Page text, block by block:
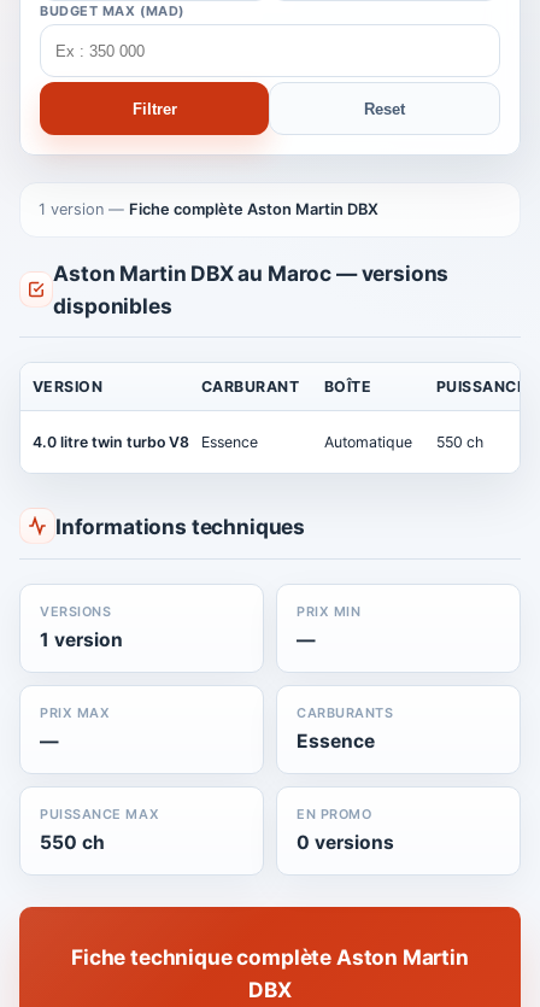
BUDGET MAX (MAD)
Filtrer Reset
1 version — Fiche complète Aston Martin DBX
Aston Martin DBX au Maroc — versions
disponibles
VERSION CARBURANT BOÎTE PUISSANCE
4.0 litre twin turbo V8 Essence Automatique 550 ch
Informations techniques
VERSIONS
1 version
PRIX MIN
—
PRIX MAX
—
CARBURANTS
Essence
PUISSANCE MAX
550 ch
EN PROMO
0 versions
Fiche technique complète Aston Martin
DBX